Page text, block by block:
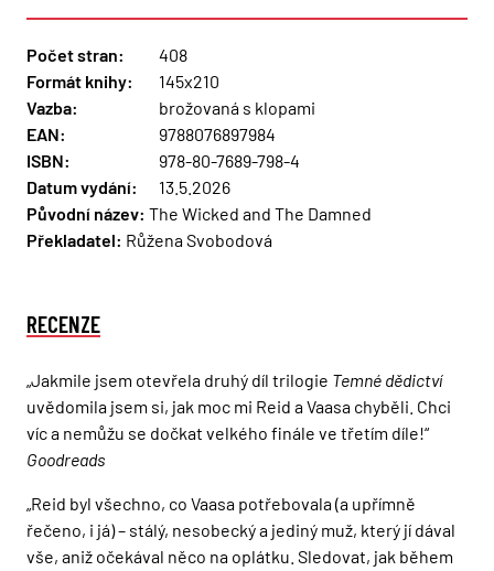
Počet stran:
408
Formát knihy:
145x210
Vazba:
brožovaná s klopami
EAN:
9788076897984
ISBN:
978-80-7689-798-4
Datum vydání:
13.5.2026
Původní název: The Wicked and The Damned
Překladatel: Růžena Svobodová
RECENZE
„Jakmile jsem otevřela druhý díl trilogie Temné dědictví
uvědomila jsem si, jak moc mi Reid a Vaasa chyběli. Chci
víc a nemůžu se dočkat velkého finále ve třetím díle!“
Goodreads
„Reid byl všechno, co Vaasa potřebovala (a upřímně
řečeno, i já) – stálý, nesobecký a jediný muž, který jí dával
vše, aniž očekával něco na oplátku. Sledovat, jak během